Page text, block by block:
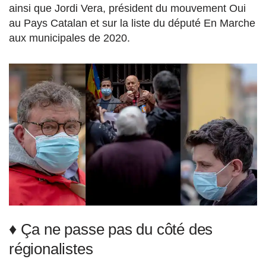
ainsi que Jordi Vera, président du mouvement Oui
au Pays Catalan et sur la liste du député En Marche
aux municipales de 2020.
♦ Ça ne passe pas du côté des
régionalistes